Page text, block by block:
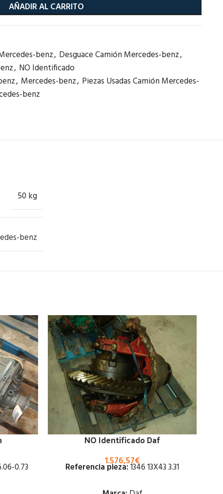
AÑADIR AL CARRITO
benz, Desguace Camión Mercedes-benz,
, NO Identificado
, Mercedes-benz, Piezas Usadas Camión Mercedes-
benz
50 kg
benz
0.73
NO Identificado Daf
1.576,57€
Referencia pieza:1346 13X43 3.31